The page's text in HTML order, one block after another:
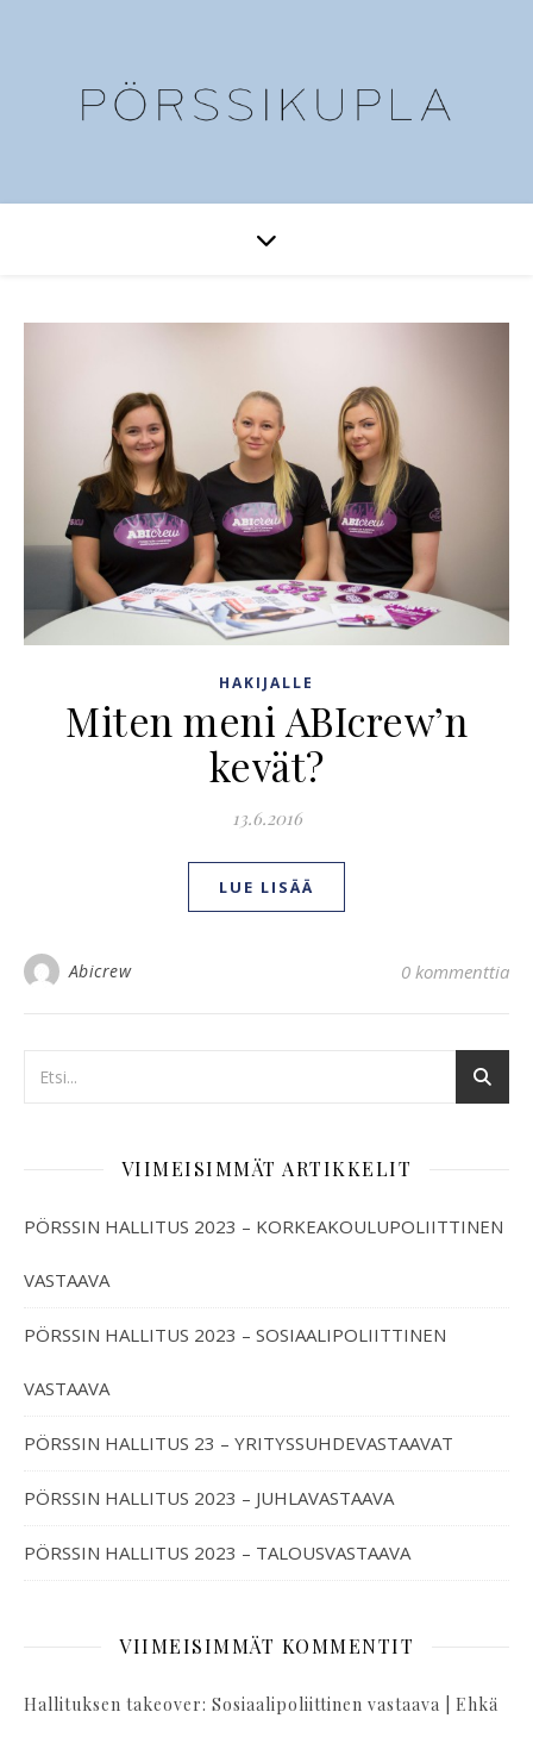
HAKIJALLE
Miten meni ABIcrew’n
kevät?
13.6.2016
LUE LISÄÄ
Abicrew 0 kommenttia
VIIMEISIMMÄT ARTIKKELIT
PÖRSSIN HALLITUS 2023 – KORKEAKOULUPOLIITTINEN
VASTAAVA
PÖRSSIN HALLITUS 2023 – SOSIAALIPOLIITTINEN
VASTAAVA
PÖRSSIN HALLITUS 23 – YRITYSSUHDEVASTAAVAT
PÖRSSIN HALLITUS 2023 – JUHLAVASTAAVA
PÖRSSIN HALLITUS 2023 – TALOUSVASTAAVA
VIIMEISIMMÄT KOMMENTIT
Hallituksen takeover: Sosiaalipoliittinen vastaava | Ehkä